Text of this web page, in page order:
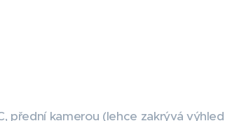
přední kamerou (lehce zakrývá